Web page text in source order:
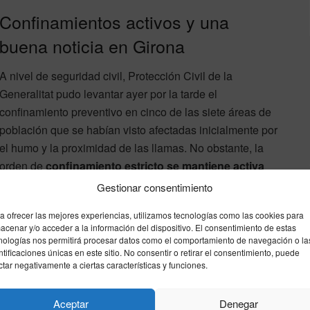
Gestionar consentimiento
ofrecer las mejores experiencias, utilizamos tecnologías como las cookies para
y/o acceder a la información del dispositivo. El consentimiento de estas
nos permitirá procesar datos como el comportamiento de navegación o
únicas en este sitio. No consentir o retirar el consentimiento, puede
negativamente a ciertas características y funciones.
Aceptar Denegar
Confinamientos activos y una
buena noticia en Girona
A nivel de seguridad civil, Protección Civil de la
Generalitat pudo levantar ayer por la tarde el
confinamiento preventivo en cinco de las siete áreas de
población que se habían visto afectadas inicialmente por
el humo y la proximidad de las llamas. No obstante, la
orden deconfinamiento estricto se mantiene activa
en las zonas de El Farell y Sant Sebastià de
Como contraparte positiva a la jornada, los Bomberos de
la Generalitat confirmaron anoche que el grave incendio
forestal declarado el pasado viernes en
d’Empordà (Girona)ha quedado finalmente